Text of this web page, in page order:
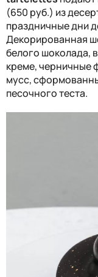
(650 руб.) из
праздничные дни
Декорированная
белого шоколада,
креме, черничные
мусс,
песочного теста.